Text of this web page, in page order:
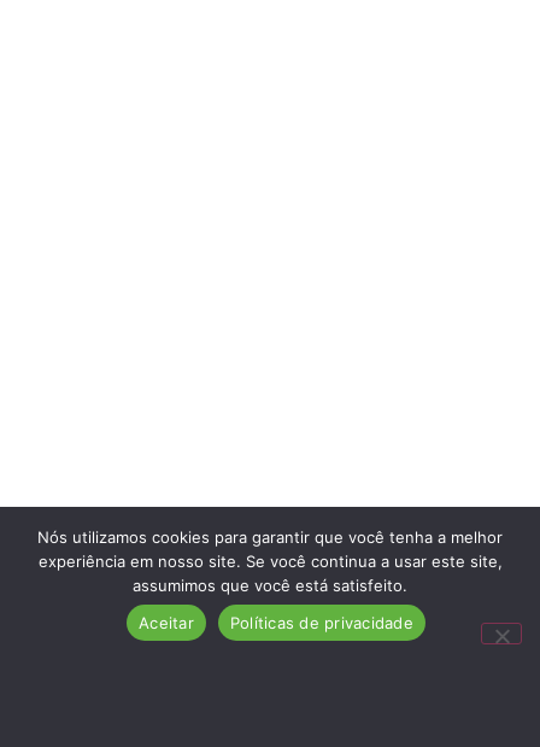
Nós utilizamos cookies para garantir que você tenha a melhor
experiência em nosso site. Se você continua a usar este site,
assumimos que você está satisfeito.
Aceitar
Políticas de privacidade